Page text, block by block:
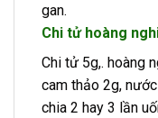
gan.
Chi tử hoàng
Chi tử 5g,. hoàng
cam thảo 2g,
chia 2 hay 3 lần